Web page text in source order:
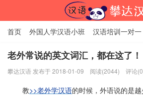
首页 外国人学汉语小班 汉语培训一对一
中国文化体验课 HSK考试时间 对外汉语
关于我们 加入【攀达汉语】
老外常说的英文词汇，都在这了！
攀达汉语 发布于 2018-01-09 阅读(2044) 评论
教>>老外学汉语的时候，外语说的是